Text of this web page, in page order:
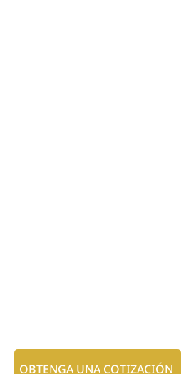
OBTENGA UNA COTIZACIÓN